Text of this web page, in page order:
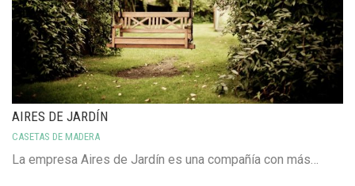
AIRES DE JARDÍN
CASETAS DE MADERA
La empresa Aires de Jardín es una compañía con más…